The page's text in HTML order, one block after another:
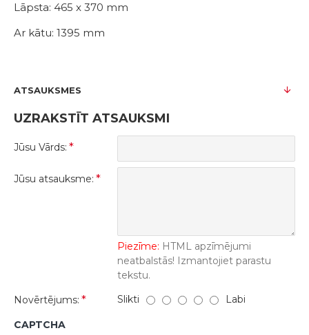
Lāpsta: 465 x 370 mm
Ar kātu: 1395 mm
ATSAUKSMES
UZRAKSTĪT ATSAUKSMI
Jūsu Vārds:
Jūsu atsauksme:
Piezīme: HTML apzīmējumi
neatbalstās! Izmantojiet parastu
tekstu.
Novērtējums:
Slikti Labi
CAPTCHA